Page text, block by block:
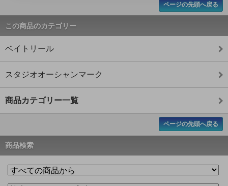
ページの先頭へ戻る
この商品のカテゴリー
ベイトリール
スタジオオーシャンマーク
商品カテゴリー一覧
ページの先頭へ戻る
商品検索